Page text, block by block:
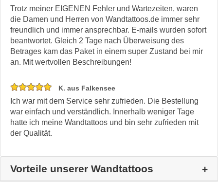
Trotz meiner EIGENEN Fehler und Wartezeiten, waren
die Damen und Herren von Wandtattoos.de immer sehr
freundlich und immer ansprechbar. E-mails wurden sofort
beantwortet. Gleich 2 Tage nach Überweisung des
Betrages kam das Paket in einem super Zustand bei mir
an. Mit wertvollen Beschreibungen!
K. aus Falkensee
Ich war mit dem Service sehr zufrieden. Die Bestellung
war einfach und verständlich. Innerhalb weniger Tage
hatte ich meine Wandtattoos und bin sehr zufrieden mit
der Qualität.
Vorteile unserer Wandtattoos